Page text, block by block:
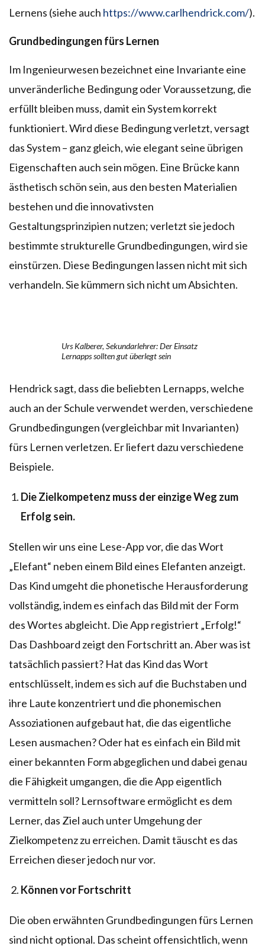
Lernens (siehe auch https://www.carlhendrick.com/).
Grundbedingungen fürs Lernen
Im Ingenieurwesen bezeichnet eine Invariante eine
unveränderliche Bedingung oder Voraussetzung, die
erfüllt bleiben muss, damit ein System korrekt
funktioniert. Wird diese Bedingung verletzt, versagt
das System – ganz gleich, wie elegant seine übrigen
Eigenschaften auch sein mögen. Eine Brücke kann
ästhetisch schön sein, aus den besten Materialien
bestehen und die innovativsten
Gestaltungsprinzipien nutzen; verletzt sie jedoch
bestimmte strukturelle Grundbedingungen, wird sie
einstürzen. Diese Bedingungen lassen nicht mit sich
verhandeln. Sie kümmern sich nicht um Absichten.
Urs Kalberer, Sekundarlehrer: Der Einsatz
Lernapps sollten gut überlegt sein
Hendrick sagt, dass die beliebten Lernapps, welche
auch an der Schule verwendet werden, verschiedene
Grundbedingungen (vergleichbar mit Invarianten)
fürs Lernen verletzen. Er liefert dazu verschiedene
Beispiele.
Die Zielkompetenz muss der einzige Weg zum
Erfolg sein.
Stellen wir uns eine Lese-App vor, die das Wort
„Elefant“ neben einem Bild eines Elefanten anzeigt.
Das Kind umgeht die phonetische Herausforderung
vollständig, indem es einfach das Bild mit der Form
des Wortes abgleicht. Die App registriert „Erfolg!“
Das Dashboard zeigt den Fortschritt an. Aber was ist
tatsächlich passiert? Hat das Kind das Wort
entschlüsselt, indem es sich auf die Buchstaben und
ihre Laute konzentriert und die phonemischen
Assoziationen aufgebaut hat, die das eigentliche
Lesen ausmachen? Oder hat es einfach ein Bild mit
einer bekannten Form abgeglichen und dabei genau
die Fähigkeit umgangen, die die App eigentlich
vermitteln soll? Lernsoftware ermöglicht es dem
Lerner, das Ziel auch unter Umgehung der
Zielkompetenz zu erreichen. Damit täuscht es das
Erreichen dieser jedoch nur vor.
Können vor Fortschritt
Die oben erwähnten Grundbedingungen fürs Lernen
sind nicht optional. Das scheint offensichtlich, wenn